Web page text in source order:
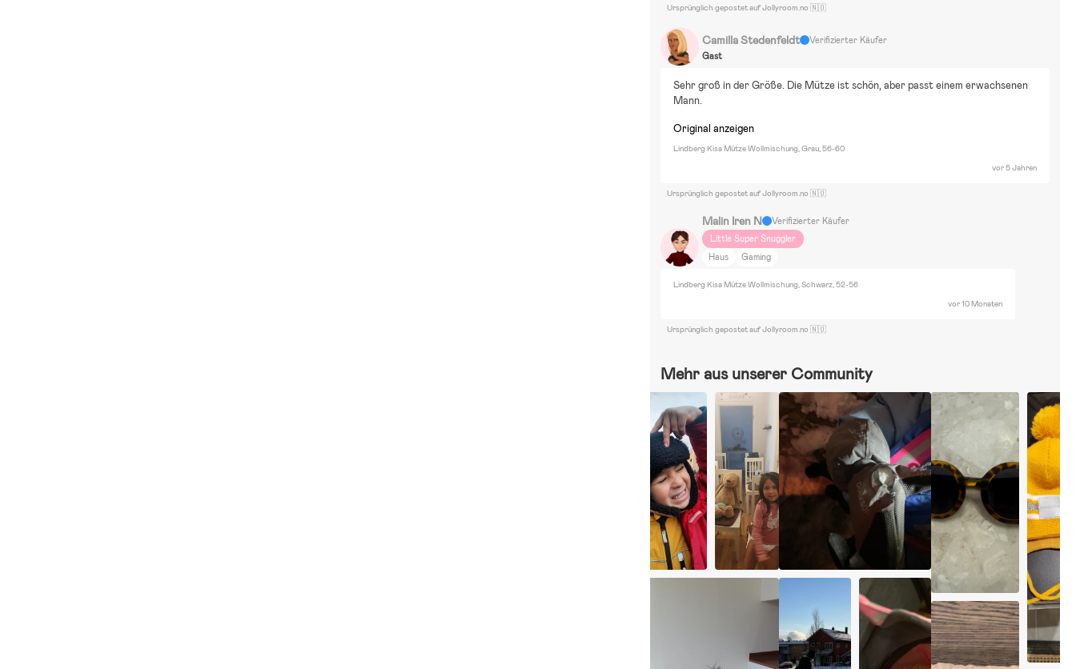
Wasserspielzeug
Malen & Basteln
Ursprünglich gepostet auf Jollyroom.no 🇳🇴
Camilla Stedenfeldt
Verifizierter Käufer
Gast
Sehr groß in der Größe. Die Mütze ist schön, aber passt einem erwachsenen
Mann.
Original anzeigen
Lindberg Kisa Mütze Wollmischung, Grau, 56-60
vor 5 Jahren
Ursprünglich gepostet auf Jollyroom.no 🇳🇴
Malin Iren N
Verifizierter Käufer
Little Super Snuggler
Haus
Gaming
Lindberg Kisa Mütze Wollmischung, Schwarz, 52-56
vor 10 Monaten
Ursprünglich gepostet auf Jollyroom.no 🇳🇴
Mehr aus unserer Community